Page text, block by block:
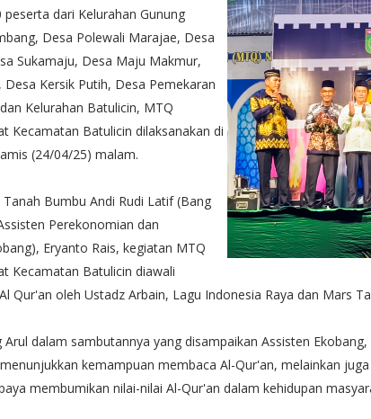
peserta dari Kelurahan Gunung
Desa Polewali Marajae, Desa
Sukamaju, Desa Maju Makmur,
Kersik Putih, Desa Pemekaran
Kelurahan Batulicin, MTQ
Kecamatan Batulicin dilaksanakan di
(24/04/25) malam.
Bumbu Andi Rudi Latif (Bang
Perekonomian dan
Eryanto Rais, kegiatan MTQ
Kecamatan Batulicin diawali
Qur'an oleh Ustadz Arbain, Lagu Indonesia Raya dan Mars
dalam sambutannya yang disampaikan Assisten
kemampuan membaca Al-Qur'an, melainkan
membumikan nilai-nilai Al-Qur'an dalam kehidupan